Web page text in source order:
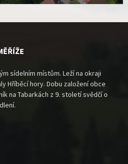
sídelním místům. Leží na okraji
Hříběcí hory. Dobu založení obce
na Tabarkách z 9. století svědčí o